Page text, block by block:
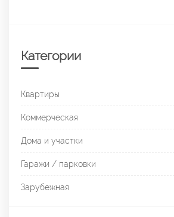
Категории
Квартиры
Коммерческая
Дома и участки
Гаражи / парковки
Зарубежная